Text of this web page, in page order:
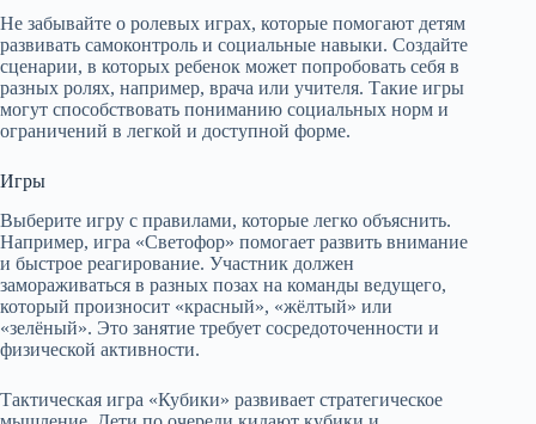
Не забывайте о ролевых играх, которые помогают детям
развивать самоконтроль и социальные навыки. Создайте
сценарии, в которых ребенок может попробовать себя в
разных ролях, например, врача или учителя. Такие игры
могут способствовать пониманию социальных норм и
ограничений в легкой и доступной форме.
Игры
Выберите игру с правилами, которые легко объяснить.
Например, игра «Светофор» помогает развить внимание
и быстрое реагирование. Участник должен
замораживаться в разных позах на команды ведущего,
который произносит «красный», «жёлтый» или
«зелёный». Это занятие требует сосредоточенности и
физической активности.
Тактическая игра «Кубики» развивает стратегическое